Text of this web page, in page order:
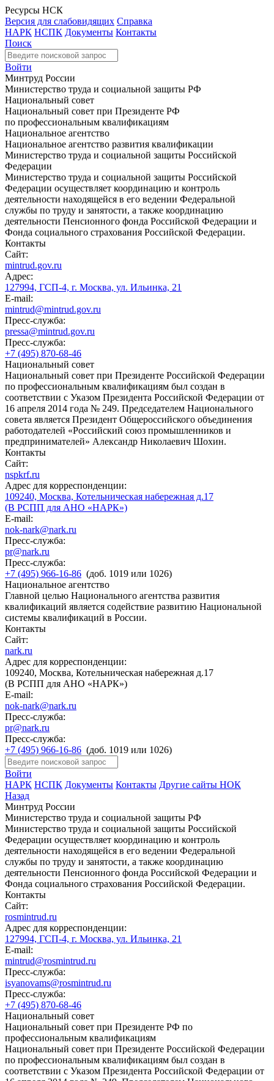
Ресурсы НСК
Версия для слабовидящих Справка
НАРК НСПК Документы Контакты
Поиск
Войти
Минтруд России
Министерство труда и социальной защиты РФ
Национальный совет
Национальный совет при Президенте РФ
по профессиональным квалификациям
Национальное агентство
Национальное агентство развития квалификации
Министерство труда и социальной защиты Российской
Федерации
Министерство труда и социальной защиты Российской
Федерации осуществляет координацию и контроль
деятельности находящейся в его ведении Федеральной
службы по труду и занятости, а также координацию
деятельности Пенсионного фонда Российской Федерации и
Фонда социального страхования Российской Федерации.
Контакты
Сайт:
mintrud.gov.ru
Адрес:
127994, ГСП-4, г. Москва, ул. Ильинка, 21
E-mail:
mintrud@mintrud.gov.ru
Пресс-служба:
pressa@mintrud.gov.ru
Пресс-служба:
+7 (495) 870-68-46
Национальный совет
Национальный совет при Президенте Российской Федерации
по профессиональным квалификациям был создан в
соответствии с Указом Президента Российской Федерации от
16 апреля 2014 года № 249. Председателем Национального
совета является Президент Общероссийского объединения
работодателей «Российский союз промышленников и
предпринимателей» Александр Николаевич Шохин.
Контакты
Сайт:
nspkrf.ru
Адрес для корреспонденции:
109240, Москва, Котельническая набережная д.17
(В РСПП для АНО «НАРК»)
E-mail:
nok-nark@nark.ru
Пресс-служба:
pr@nark.ru
Пресс-служба:
+7 (495) 966-16-86 (доб. 1019 или 1026)
Национальное агентство
Главной целью Национального агентства развития
квалификаций является содействие развитию Национальной
системы квалификаций в России.
Контакты
Сайт:
nark.ru
Адрес для корреспонденции:
109240, Москва, Котельническая набережная д.17
(В РСПП для АНО «НАРК»)
E-mail:
nok-nark@nark.ru
Пресс-служба:
pr@nark.ru
Пресс-служба:
+7 (495) 966-16-86 (доб. 1019 или 1026)
Войти
НАРК НСПК Документы Контакты Другие сайты НОК
Назад
Минтруд России
Министерство труда и социальной защиты РФ
Министерство труда и социальной защиты Российской
Федерации осуществляет координацию и контроль
деятельности находящейся в его ведении Федеральной
службы по труду и занятости, а также координацию
деятельности Пенсионного фонда Российской Федерации и
Фонда социального страхования Российской Федерации.
Контакты
Сайт:
rosmintrud.ru
Адрес для корреспонденции:
127994, ГСП-4, г. Москва, ул. Ильинка, 21
E-mail:
mintrud@rosmintrud.ru
Пресс-служба:
isyanovams@rosmintrud.ru
Пресс-служба:
+7 (495) 870-68-46
Национальный совет
Национальный совет при Президенте РФ по
профессиональным квалификациям
Национальный совет при Президенте Российской Федерации
по профессиональным квалификациям был создан в
соответствии с Указом Президента Российской Федерации от